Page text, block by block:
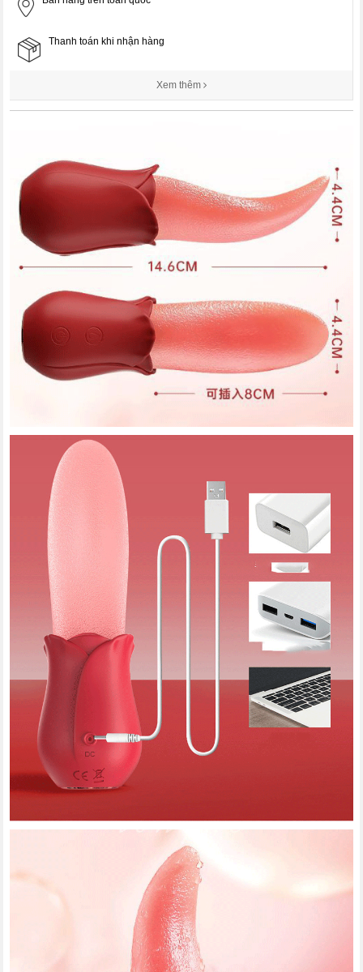
Thanh toán khi nhận hàng
Xem thêm